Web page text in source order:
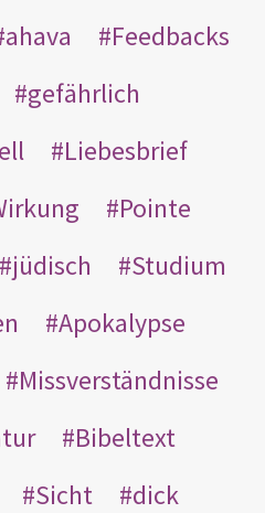
ahava
Feedbacks
gefährlich
Liebesbrief
Pointe
jüdisch
Studium
Apokalypse
Missverständnisse
Bibeltext
Sicht
dick